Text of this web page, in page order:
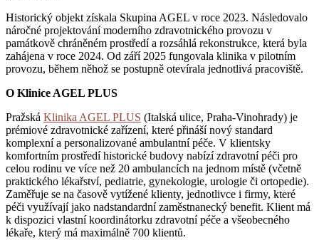
Historický objekt získala Skupina AGEL v roce 2023. Následovalo
náročné projektování moderního zdravotnického provozu v
památkově chráněném prostředí a rozsáhlá rekonstrukce, která byla
zahájena v roce 2024. Od září 2025 fungovala klinika v pilotním
provozu, během něhož se postupně otevírala jednotlivá pracoviště.
O Klinice AGEL PLUS
Pražská Klinika AGEL PLUS (Italská ulice, Praha-Vinohrady) je
prémiové zdravotnické zařízení, které přináší nový standard
komplexní a personalizované ambulantní péče. V klientsky
komfortním prostředí historické budovy nabízí zdravotní péči pro
celou rodinu ve více než 20 ambulancích na jednom místě (včetně
praktického lékařství, pediatrie, gynekologie, urologie či ortopedie).
Zaměřuje se na časově vytížené klienty, jednotlivce i firmy, které
péči využívají jako nadstandardní zaměstnanecký benefit. Klient má
k dispozici vlastní koordinátorku zdravotní péče a všeobecného
lékaře, který má maximálně 700 klientů.